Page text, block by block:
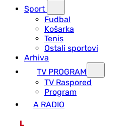
Sport
Fudbal
Košarka
Tenis
Ostali sportovi
Arhiva
TV PROGRAM
ТV Raspored
Program
A RADIO
L